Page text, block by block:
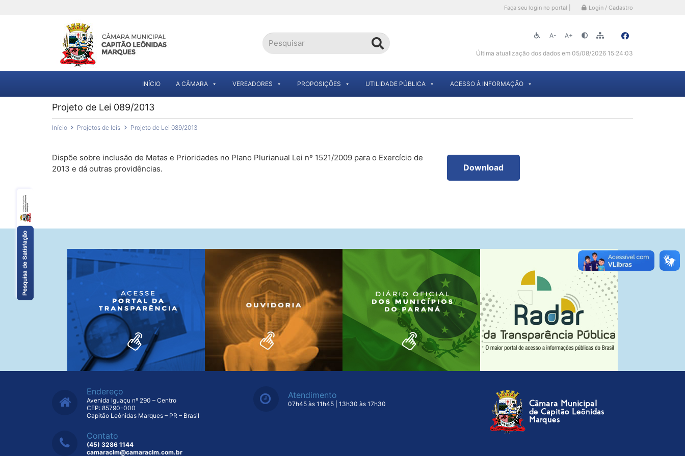
Faça seu login no portal | Login / Cadastro
A- A+
Última atualização dos dados em 05/08/2026 15:24:03
INÍCIO A CÂMARA VEREADORES PROPOSIÇÕES UTILIDADE PÚBLICA ACESSO À INFORMAÇÃO
Projeto de Lei 089/2013
Início Projetos de leis Projeto de Lei 089/2013
Dispõe sobre inclusão de Metas e Prioridades no Plano Plurianual Lei nº 1521/2009 para o Exercício de
2013 e dá outras providências.
Download
Endereço
Avenida Iguaçu nº 290 – Centro
CEP: 85790-000
Capitão Leônidas Marques – PR – Brasil
Contato
(45) 3286 1144
camaraclm@camaraclm.com.br
Atendimento
07h45 às 11h45 | 13h30 às 17h30